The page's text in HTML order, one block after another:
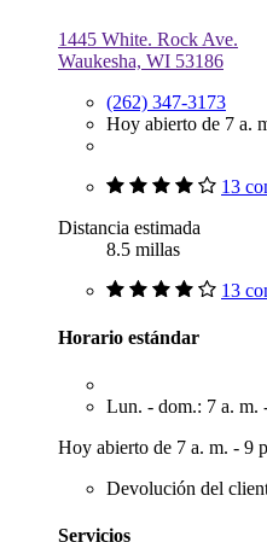
1445 White. Rock Ave.
Waukesha, WI 53186
(262) 347-3173
Hoy abierto de 7 a.
13
Distancia estimada
8.5 millas
13
Horario estándar
Lun. - dom.: 7 a. m.
Hoy abierto de 7 a. m. - 9
Devolución del
Servicios